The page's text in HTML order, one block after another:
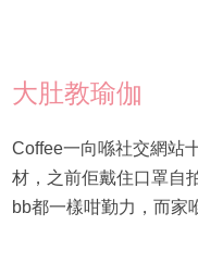
大肚教瑜伽
Coffee一向喺社交網站
材，之前佢戴住口罩自
bb都一樣咁勤力，而家